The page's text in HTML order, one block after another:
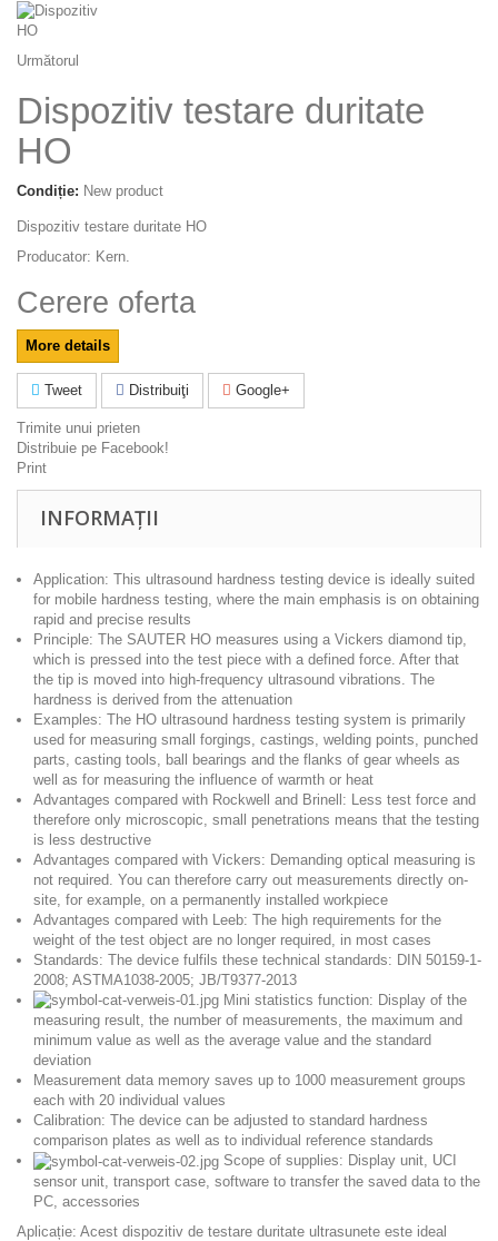
Următorul
Dispozitiv testare duritate
HO
Condiție: New product
Dispozitiv testare duritate HO
Producator: Kern.
Cerere oferta
More details
Tweet Distribuiţi Google+
Trimite unui prieten
Distribuie pe Facebook!
Print
INFORMAȚII
Application: This ultrasound hardness testing device is ideally suited
for mobile hardness testing, where the main emphasis is on obtaining
rapid and precise results
Principle: The SAUTER HO measures using a Vickers diamond tip,
which is pressed into the test piece with a defined force. After that
the tip is moved into high-frequency ultrasound vibrations. The
hardness is derived from the attenuation
Examples: The HO ultrasound hardness testing system is primarily
used for measuring small forgings, castings, welding points, punched
parts, casting tools, ball bearings and the flanks of gear wheels as
well as for measuring the influence of warmth or heat
Advantages compared with Rockwell and Brinell: Less test force and
therefore only microscopic, small penetrations means that the testing
is less destructive
Advantages compared with Vickers: Demanding optical measuring is
not required. You can therefore carry out measurements directly on-
site, for example, on a permanently installed workpiece
Advantages compared with Leeb: The high requirements for the
weight of the test object are no longer required, in most cases
Standards: The device fulfils these technical standards: DIN 50159-1-
2008; ASTMA1038-2005; JB/T9377-2013
Mini statistics function: Display of the
measuring result, the number of measurements, the maximum and
minimum value as well as the average value and the standard
deviation
Measurement data memory saves up to 1000 measurement groups
each with 20 individual values
Calibration: The device can be adjusted to standard hardness
comparison plates as well as to individual reference standards
Scope of supplies: Display unit, UCI
sensor unit, transport case, software to transfer the saved data to the
PC, accessories
Aplicație: Acest dispozitiv de testare duritate ultrasunete este ideal